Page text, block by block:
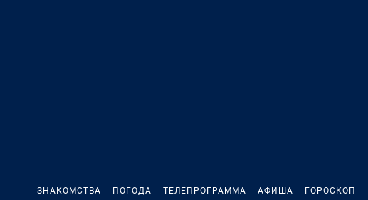
ЗНАКОМСТВА ПОГОДА ТЕЛЕПРОГРАММА АФИША ГОРОСКОП